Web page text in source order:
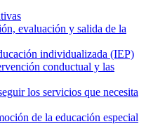
evaluación y salida de la
individualizada (IEP)
conductual y las
los servicios que necesita
de la educación especial